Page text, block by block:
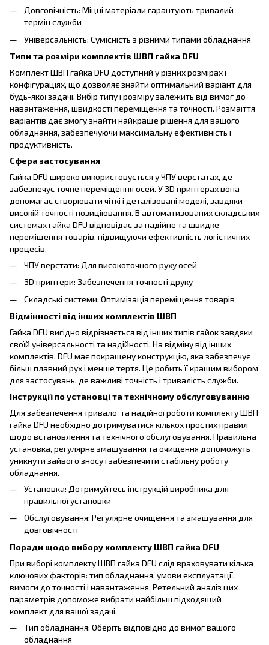
Довговічність: Міцні матеріали гарантують тривалий
термін служби
Універсальність: Сумісність з різними типами обладнання
Типи та розміри комплектів ШВП гайка DFU
Комплект ШВП гайка DFU доступний у різних розмірах і
конфігураціях, що дозволяє знайти оптимальний варіант для
будь-якої задачі. Вибір типу і розміру залежить від вимог до
навантаження, швидкості переміщення та точності. Розмаїття
варіантів дає змогу знайти найкраще рішення для вашого
обладнання, забезпечуючи максимальну ефективність і
продуктивність.
Сфера застосування
Гайка DFU широко використовується у ЧПУ верстатах, де
забезпечує точне переміщення осей. У 3D принтерах вона
допомагає створювати чіткі і деталізовані моделі, завдяки
високій точності позиціювання. В автоматизованих складських
системах гайка DFU відповідає за надійне та швидке
переміщення товарів, підвищуючи ефективність логістичних
процесів.
ЧПУ верстати: Для високоточного руху осей
3D принтери: Забезпечення точності друку
Складські системи: Оптимізація переміщення товарів
Відмінності від інших комплектів ШВП
Гайка DFU вигідно відрізняється від інших типів гайок завдяки
своїй універсальності та надійності. На відміну від інших
комплектів, DFU має покращену конструкцію, яка забезпечує
більш плавний рух і менше тертя. Це робить її кращим вибором
для застосувань, де важливі точність і тривалість служби.
Інструкції по установці та технічному обслуговуванню
Для забезпечення тривалої та надійної роботи комплекту ШВП
гайка DFU необхідно дотримуватися кількох простих правил
щодо встановлення та технічного обслуговування. Правильна
установка, регулярне змащування та очищення допоможуть
уникнути зайвого зносу і забезпечити стабільну роботу
обладнання.
Установка: Дотримуйтесь інструкцій виробника для
правильної установки
Обслуговування: Регулярне очищення та змащування для
довговічності
Поради щодо вибору комплекту ШВП гайка DFU
При виборі комплекту ШВП гайка DFU слід враховувати кілька
ключових факторів: тип обладнання, умови експлуатації,
вимоги до точності і навантаження. Ретельний аналіз цих
параметрів допоможе вибрати найбільш підходящий
комплект для вашої задачі.
Тип обладнання: Оберіть відповідно до вимог вашого
обладнання